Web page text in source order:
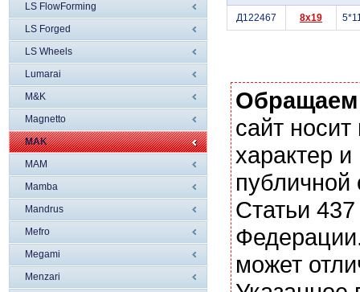
LS FlowForming
LS Forged
LS Wheels
Lumarai
M&K
Magnetto
MAK
MAM
Mamba
Mandrus
Mefro
Megami
Menzari
Д122467 8x19
сайт
характер
Статьи
может